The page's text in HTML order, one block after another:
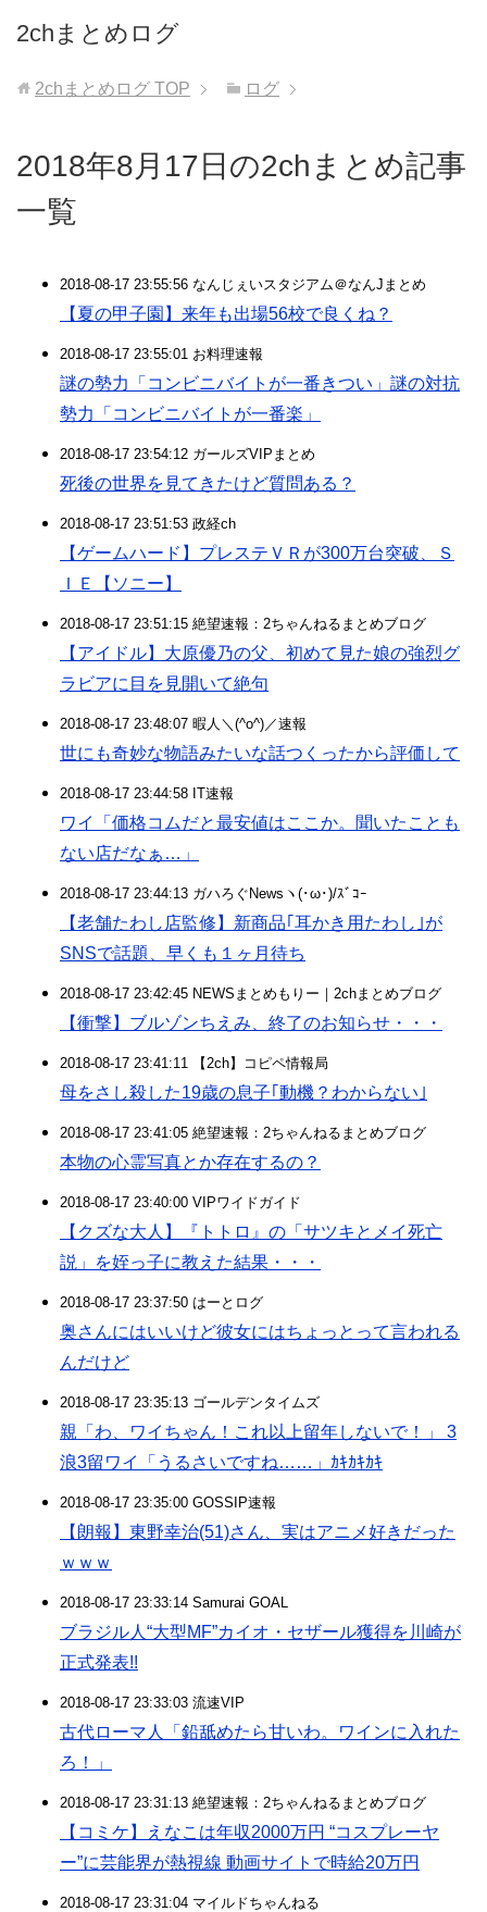
2chまとめログ
2chまとめログ TOP ログ
2018年8月17日の2chまとめ記事
一覧
2018-08-17 23:55:56 なんじぇいスタジアム＠なんJまとめ
【夏の甲子園】来年も出場56校で良くね？
2018-08-17 23:55:01 お料理速報
謎の勢力「コンビニバイトが一番きつい」謎の対抗
勢力「コンビニバイトが一番楽」
2018-08-17 23:54:12 ガールズVIPまとめ
死後の世界を見てきたけど質問ある？
2018-08-17 23:51:53 政経ch
【ゲームハード】プレステＶＲが300万台突破、Ｓ
ＩＥ【ソニー】
2018-08-17 23:51:15 絶望速報：2ちゃんねるまとめブログ
【アイドル】大原優乃の父、初めて見た娘の強烈グ
ラビアに目を見開いて絶句
2018-08-17 23:48:07 暇人＼(^o^)／速報
世にも奇妙な物語みたいな話つくったから評価して
2018-08-17 23:44:58 IT速報
ワイ「価格コムだと最安値はここか。聞いたことも
ない店だなぁ…」
2018-08-17 23:44:13 ガハろぐNewsヽ(･ω･)/ｽﾞｺｰ
【老舗たわし店監修】新商品｢耳かき用たわし｣が
SNSで話題、早くも１ヶ月待ち
2018-08-17 23:42:45 NEWSまとめもりー｜2chまとめブログ
【衝撃】ブルゾンちえみ、終了のお知らせ・・・
2018-08-17 23:41:11 【2ch】コピペ情報局
母をさし殺した19歳の息子｢動機？わからない｣
2018-08-17 23:41:05 絶望速報：2ちゃんねるまとめブログ
本物の心霊写真とか存在するの？
2018-08-17 23:40:00 VIPワイドガイド
【クズな大人】『トトロ』の「サツキとメイ死亡
説」を姪っ子に教えた結果・・・
2018-08-17 23:37:50 はーとログ
奥さんにはいいけど彼女にはちょっとって言われる
んだけど
2018-08-17 23:35:13 ゴールデンタイムズ
親「わ、ワイちゃん！これ以上留年しないで！」 3
浪3留ワイ「うるさいですね……」ｶｷｶｷｶｷ
2018-08-17 23:35:00 GOSSIP速報
【朗報】東野幸治(51)さん、実はアニメ好きだった
ｗｗｗ
2018-08-17 23:33:14 Samurai GOAL
ブラジル人“大型MF”カイオ・セザール獲得を川崎が
正式発表!!
2018-08-17 23:33:03 流速VIP
古代ローマ人「鉛舐めたら甘いわ。ワインに入れた
ろ！」
2018-08-17 23:31:13 絶望速報：2ちゃんねるまとめブログ
【コミケ】えなこは年収2000万円 “コスプレーヤ
ー”に芸能界が熱視線 動画サイトで時給20万円
2018-08-17 23:31:04 マイルドちゃんねる